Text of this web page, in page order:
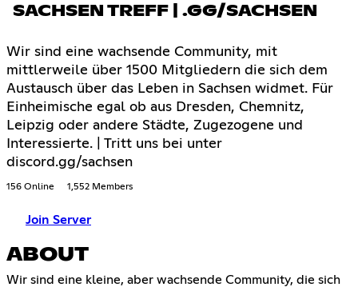
SACHSEN TREFF | .GG/SACHSEN
Wir sind eine wachsende Community, mit
mittlerweile über 1500 Mitgliedern die sich dem
Austausch über das Leben in Sachsen widmet. Für
Einheimische egal ob aus Dresden, Chemnitz,
Leipzig oder andere Städte, Zugezogene und
Interessierte. | Tritt uns bei unter
discord.gg/sachsen
156 Online 1,552 Members
Join Server
ABOUT
Wir sind eine kleine, aber wachsende Community, die sich